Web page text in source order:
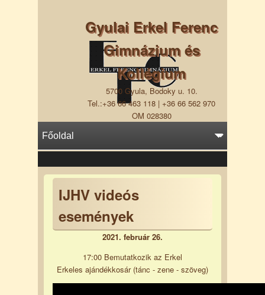
Gyulai Erkel Ferenc
Gimnázium és
Kollégium
5700 Gyula, Bodoky u. 10.
Tel.:+36 66 463 118 | +36 66 562 970
OM 028380
IJHV videós
események
2021. február 26.
17:00 Bemutatkozik az Erkel
Erkeles ajándékkosár (tánc - zene - szöveg)